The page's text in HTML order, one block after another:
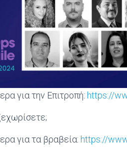
για την Επιτροπή: https://
για τα βραβεία: https://